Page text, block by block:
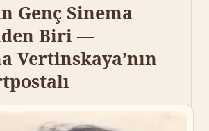
Genç Sinema
Biri —
Vertinskaya’nın